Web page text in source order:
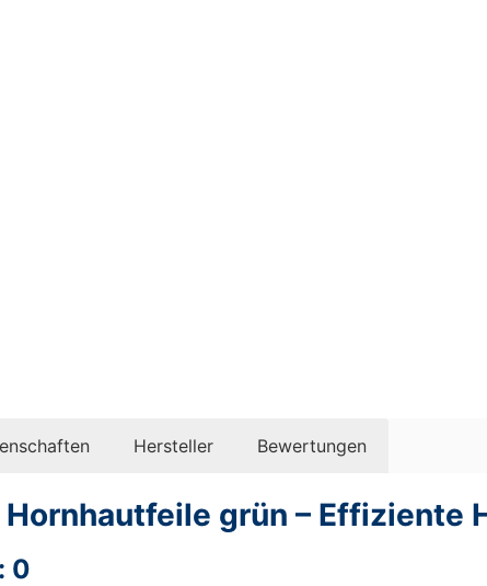
Hersteller Bewertungen
grün – Effiziente
0